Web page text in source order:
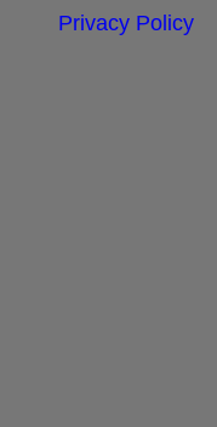
Privacy Policy